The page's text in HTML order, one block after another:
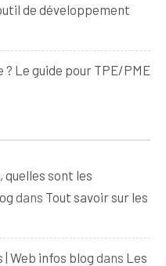
de développement
? Le guide pour TPE/PME
quelles sont les
dans Tout savoir sur les
Web infos blog dans Les